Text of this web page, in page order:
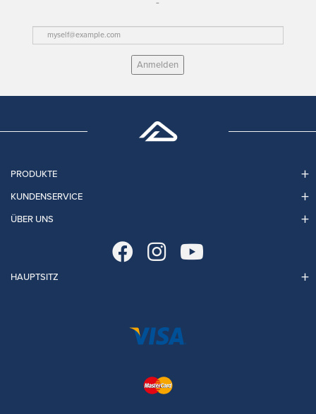
Anmelden
PRODUKTE
KUNDENSERVICE
ÜBER UNS
HAUPTSITZ